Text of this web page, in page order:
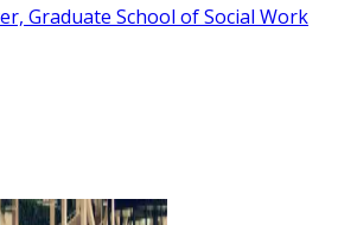
Graduate School of Social Work